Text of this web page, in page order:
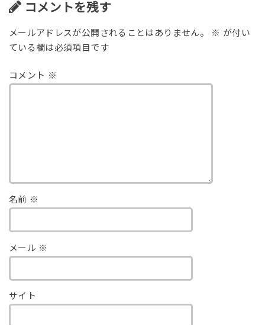
コメントを残す
メールアドレスが公開されることはありません。 ※ が付い
ている欄は必須項目です
コメント ※
名前 ※
メール ※
サイト